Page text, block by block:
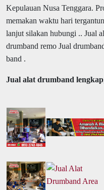
Kepulauan Nusa Tenggara.
memakan waktu hari
lanjut silakan hubungi .. Jual
drumband remo Jual
band .
Jual alat drumband lengkap